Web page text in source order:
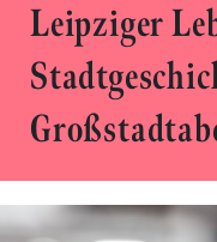
Leipziger